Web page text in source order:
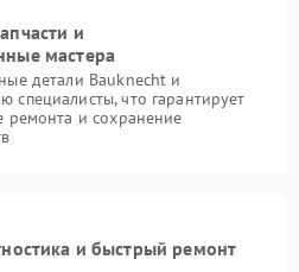
и
мастера
детали Bauknecht и
что гарантирует
ремонта и сохранение
и быстрый ремонт